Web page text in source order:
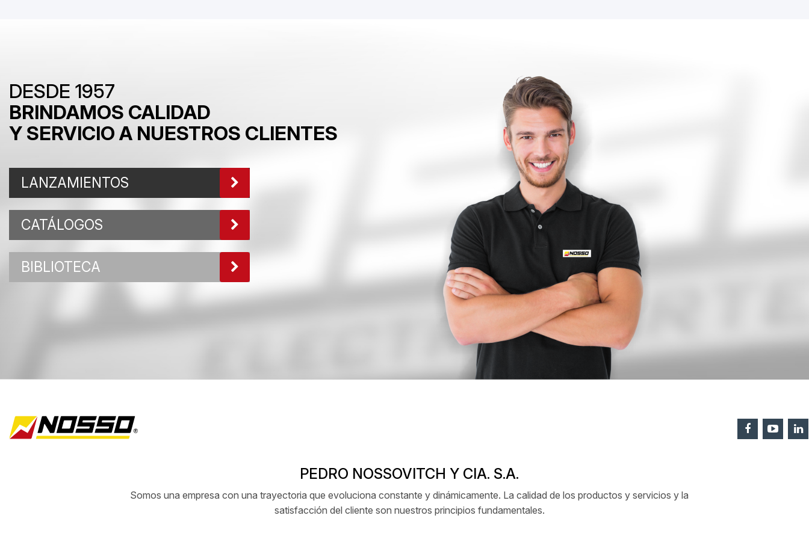
DESDE 1957
BRINDAMOS CALIDAD
Y SERVICIO A NUESTROS CLIENTES
LANZAMIENTOS
CATÁLOGOS
BIBLIOTECA
PEDRO NOSSOVITCH Y CIA. S.A.
Somos una empresa con una trayectoria que evoluciona constante y dinámicamente. La calidad de los productos y servicios y la
satisfacción del cliente son nuestros principios fundamentales.